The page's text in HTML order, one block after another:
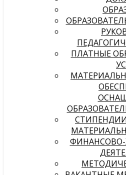
ПЛАТНЫЕ
ФИНАНСОВО-